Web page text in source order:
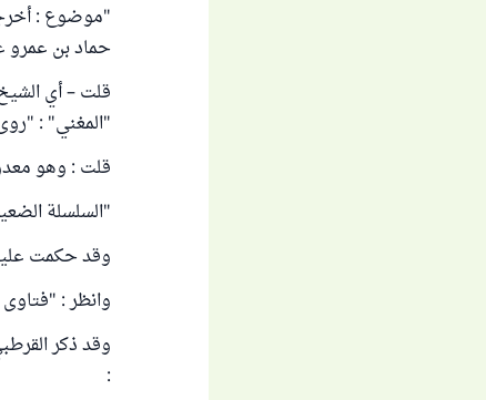
حماد بن عمرو
قلت – أي
"المغني" :
قلت : وهو
"السلسلة الضعيفة"
وقد حكمت عليه
وانظر : "فتاوى
: